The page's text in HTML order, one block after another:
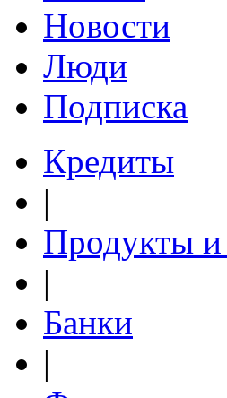
Новости
Люди
Подписка
Кредиты
|
Продукты и
|
Банки
|